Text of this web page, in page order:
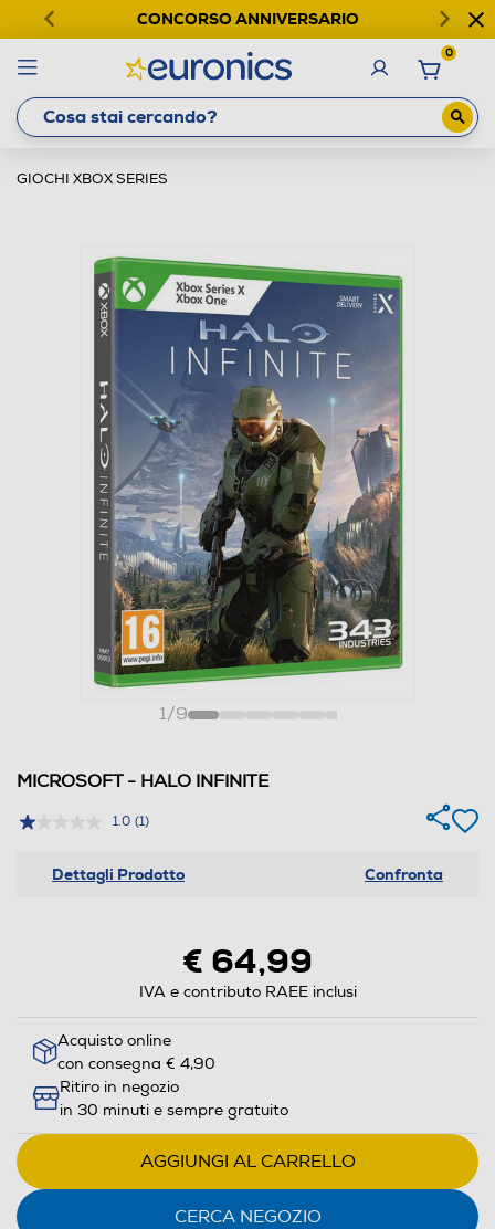
CONCORSO ANNIVERSARIO
0
GIOCHI XBOX SERIES
1/9
MICROSOFT - HALO INFINITE
1.0 (1)
Dettagli Prodotto Confronta
€ 64,99
IVA e contributo RAEE inclusi
Acquisto online
con consegna € 4,90
Ritiro in negozio
in 30 minuti e sempre gratuito
AGGIUNGI AL CARRELLO
CERCA NEGOZIO